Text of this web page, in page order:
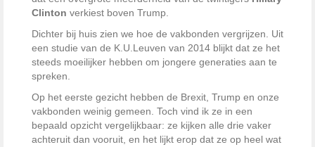
Clinton verkiest boven Trump.
Dichter bij huis zien we hoe de vakbonden vergrijzen. Uit
een studie van de K.U.Leuven van 2014 blijkt dat ze het
steeds moeilijker hebben om jongere generaties aan te
spreken.
Op het eerste gezicht hebben de Brexit, Trump en onze
vakbonden weinig gemeen. Toch vind ik ze in een
bepaald opzicht vergelijkbaar: ze kijken alle drie vaker
achteruit dan vooruit, en het lijkt erop dat ze op heel wat